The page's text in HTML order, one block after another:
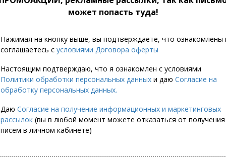
может попасть туда!
Нажимая на кнопку выше, вы подтверждаете, что ознакомлены
соглашаетесь с условиями Договора оферты
Настоящим подтверждаю, что я ознакомлен с условиями
Политики обработки персональных данных и даю Cогласие на
обработку персональных данных.
Даю Cогласие на получение информационных и маркетинговых
рассылок (вы в любой момент можете отказаться от получения
писем в личном кабинете)